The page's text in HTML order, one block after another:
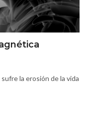
la erosión de la vida